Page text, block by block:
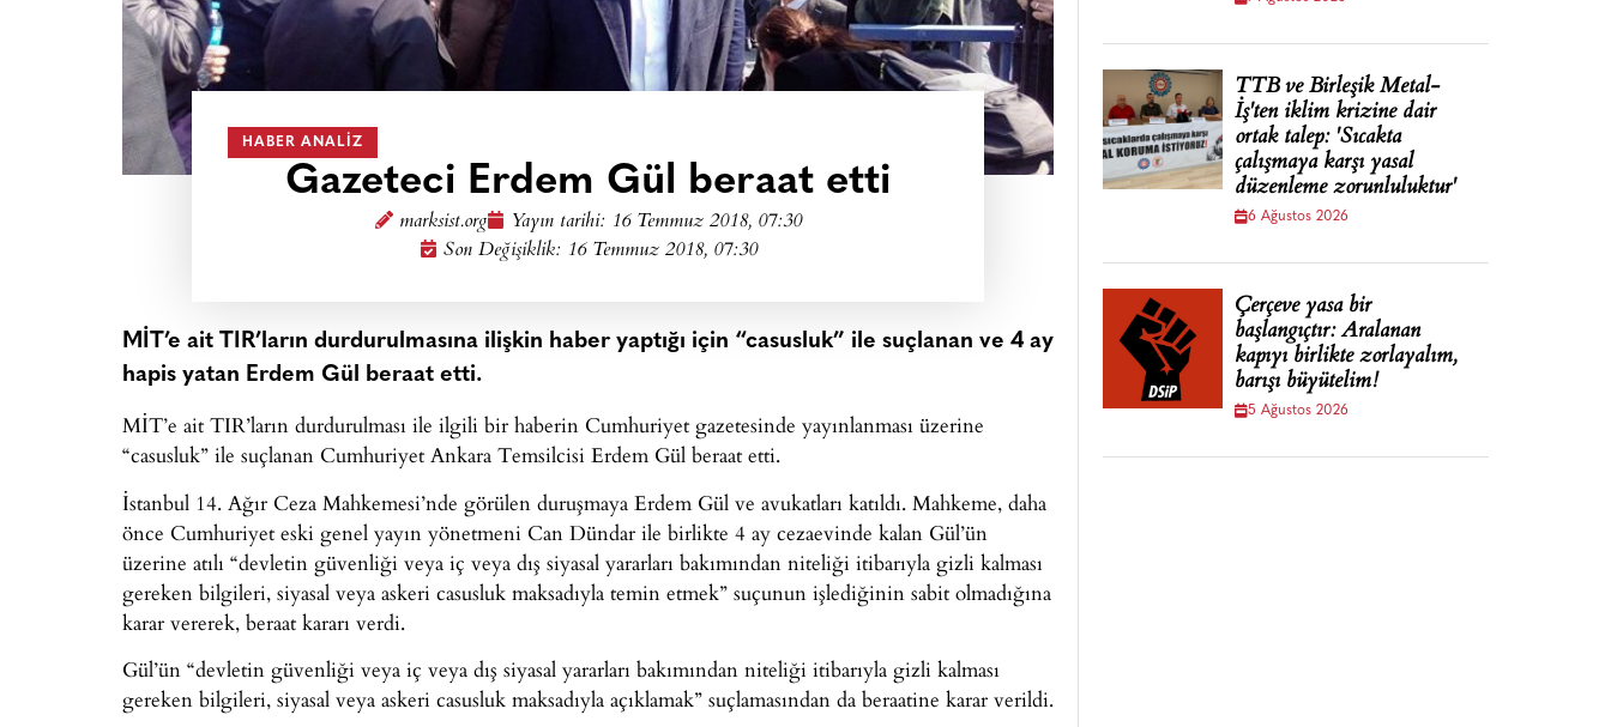
HABER ANALIZ
Gazeteci Erdem Gül beraat etti
marksist.org Yayın tarihi: 16 Temmuz 2018, 07:30
Son Değişiklik: 16 Temmuz 2018, 07:30
MİT’e ait TIR’ların durdurulmasına ilişkin haber yaptığı için “casusluk” ile suçlanan ve 4 ay
hapis yatan Erdem Gül beraat etti.
MİT’e ait TIR’ların durdurulması ile ilgili bir haberin Cumhuriyet gazetesinde yayınlanması üzerine
“casusluk” ile suçlanan Cumhuriyet Ankara Temsilcisi Erdem Gül beraat etti.
İstanbul 14. Ağır Ceza Mahkemesi’nde görülen duruşmaya Erdem Gül ve avukatları katıldı. Mahkeme, daha
önce Cumhuriyet eski genel yayın yönetmeni Can Dündar ile birlikte 4 ay cezaevinde kalan Gül’ün
üzerine atılı “devletin güvenliği veya iç veya dış siyasal yararları bakımından niteliği itibarıyla gizli kalması
gereken bilgileri, siyasal veya askeri casusluk maksadıyla temin etmek” suçunun işlediğinin sabit olmadığına
karar vererek, beraat kararı verdi.
Gül’ün “devletin güvenliği veya iç veya dış siyasal yararları bakımından niteliği itibarıyla gizli kalması
gereken bilgileri, siyasal veya askeri casusluk maksadıyla açıklamak” suçlamasından da beraatine karar verildi.
TTB ve Birleşik Metal-
İş'ten iklim krizine dair
ortak talep: 'Sıcakta
çalışmaya karşı yasal
düzenleme zorunluluktur'
6 Ağustos 2026
Çerçeve yasa bir
başlangıçtır: Aralanan
kapıyı birlikte zorlayalım,
barışı büyütelim!
5 Ağustos 2026